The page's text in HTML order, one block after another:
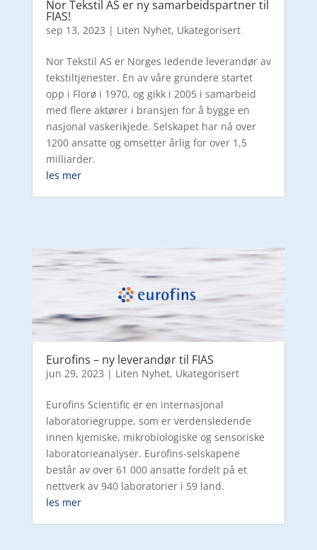
Nor Tekstil AS er ny samarbeidspartner til
FIAS!
sep 13, 2023 | Liten Nyhet, Ukategorisert
Nor Tekstil AS er Norges ledende leverandør av
tekstiltjenester. En av våre gründere startet
opp i Florø i 1970, og gikk i 2005 i samarbeid
med flere aktører i bransjen for å bygge en
nasjonal vaskerikjede. Selskapet har nå over
1200 ansatte og omsetter årlig for over 1,5
milliarder.
les mer
Eurofins – ny leverandør til FIAS
jun 29, 2023 | Liten Nyhet, Ukategorisert
Eurofins Scientific er en internasjonal
laboratoriegruppe, som er verdensledende
innen kjemiske, mikrobiologiske og sensoriske
laboratorieanalyser. Eurofins-selskapene
består av over 61 000 ansatte fordelt på et
nettverk av 940 laboratorier i 59 land.
les mer